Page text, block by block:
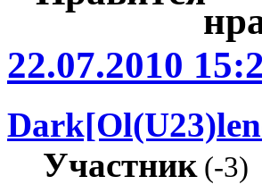
22.07.2010
Участник(-3)